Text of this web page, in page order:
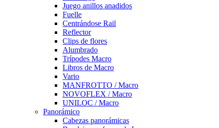
Juego anillos anadidos
Fuelle
Centrándose Rail
Reflector
Clips de flores
Alumbrado
Trípodes Macro
Libros de Macro
Vario
MANFROTTO / Macro
NOVOFLEX / Macro
UNILOC / Macro
Panorámico
Cabezas panorámicas